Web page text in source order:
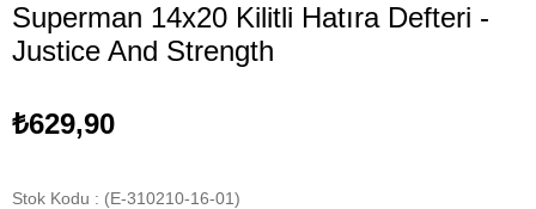
Superman 14x20 Kilitli Hatıra Defteri -
Justice And Strength
₺629,90
Stok Kodu
(E-310210-16-01)